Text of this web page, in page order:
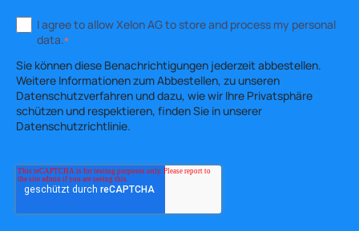
I agree to allow Xelon AG to store and process my personal
data.*
Sie können diese Benachrichtigungen jederzeit abbestellen.
Weitere Informationen zum Abbestellen, zu unseren
Datenschutzverfahren und dazu, wie wir Ihre Privatsphäre
schützen und respektieren, finden Sie in unserer
Datenschutzrichtlinie.